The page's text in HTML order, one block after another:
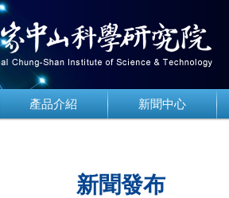
產品介紹 新聞中心
新聞發布